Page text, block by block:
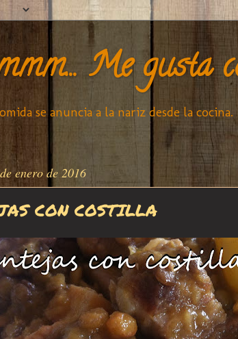
Me gusta
se anuncia a la nariz desde la cocina.
enero de 2016
CON COSTILLA